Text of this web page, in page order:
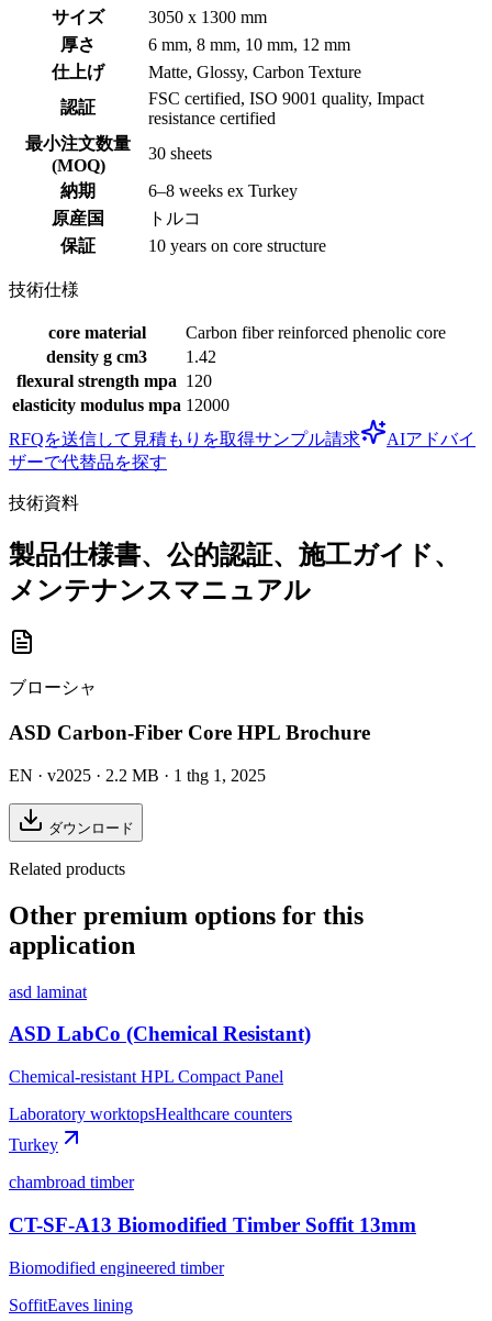
サイズ
3050 x 1300 mm
厚さ
6 mm, 8 mm, 10 mm, 12 mm
仕上げ
Matte, Glossy, Carbon Texture
認証
FSC certified, ISO 9001 quality, Impact
resistance certified
最小注文数量
(MOQ)
30 sheets
納期
6–8 weeks ex Turkey
原産国
トルコ
保証
10 years on core structure
技術仕様
core material
Carbon fiber reinforced phenolic core
density g cm3
1.42
flexural strength mpa 120
elasticity modulus mpa 12000
RFQを送信して見積もりを取得サンプル請求
AIアドバイ
ザーで代替品を探す
技術資料
製品仕様書、公的認証、施工ガイド、
メンテナンスマニュアル
ブローシャ
ASD Carbon-Fiber Core HPL Brochure
EN · v2025 · 2.2 MB · 1 thg 1, 2025
ダウンロード
Related products
Other premium options for this
application
asd laminat
ASD LabCo (Chemical Resistant)
Chemical-resistant HPL Compact Panel
Laboratory worktopsHealthcare counters
Turkey
chambroad timber
CT-SF-A13 Biomodified Timber Soffit 13mm
Biomodified engineered timber
SoffitEaves lining